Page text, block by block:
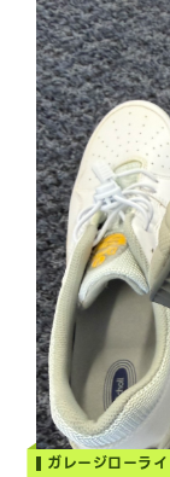
ガレージローラ